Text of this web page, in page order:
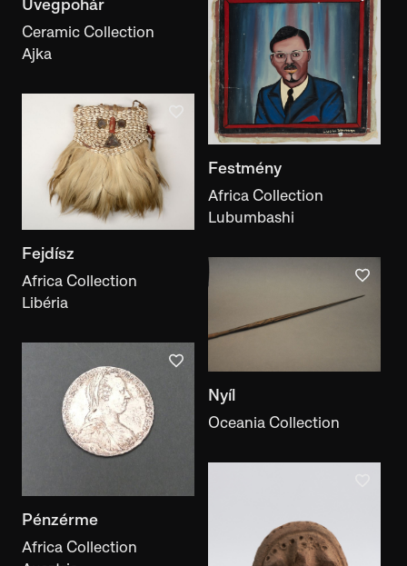
Exhibition
exhibition
document type
With images
On display
Has a literature reference
With inscriptions
Appears in Motifcreator
Ceramic Collection
Ajka
Festmény
Africa Collection
Lubumbashi
Fejdísz
Africa Collection
Libéria
Nyíl
Oceania Collection
Pénzérme
Africa Collection